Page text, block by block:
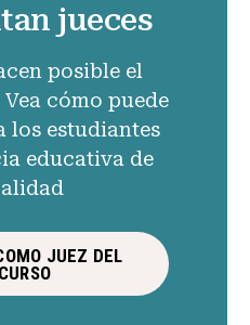
jueces
posible el
cómo puede
los estudiantes
educativa de
JUEZ DEL